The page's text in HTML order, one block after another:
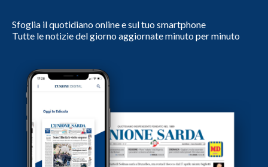
Sfoglia il quotidiano online e sul tuo smartphone
Tutte le notizie del giorno aggiornate minuto per minuto